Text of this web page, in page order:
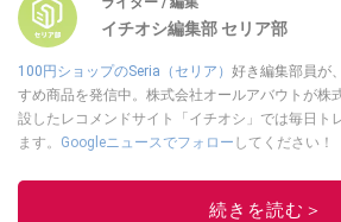
イチオシ編集部 セリア部
100円ショップのSeria（セリア） 好き編集部員が
すめ商品を発信中。株式会社オールアバウトが株
設したレコメンドサイト「イチオシ」では毎日ト
ます。 Googleニュースでフォロー してください！
このイチオ
続きを読む＞